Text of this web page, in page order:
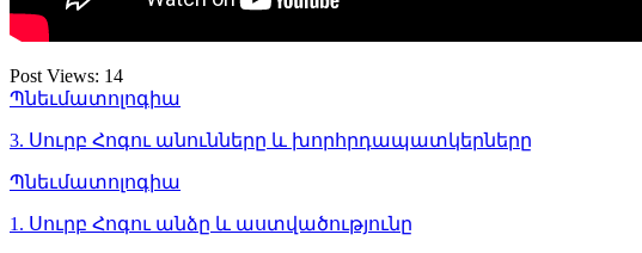
Post Views: 14
Պնեւմատոլոգիա
3. Սուրբ Հոգու անունները և խորհրդապատկերները
Պնեւմատոլոգիա
1. Սուրբ Հոգու անձը և աստվածությունը